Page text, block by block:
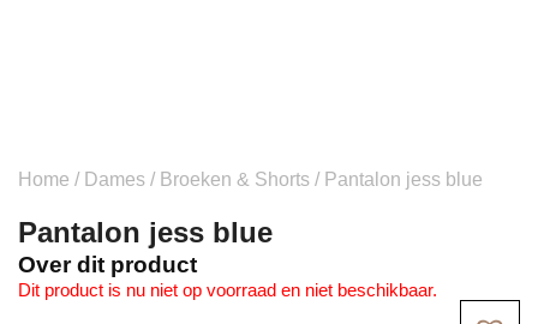
Home / Dames / Broeken & Shorts / Pantalon jess blue
Pantalon jess blue
Over dit product
Dit product is nu niet op voorraad en niet beschikbaar.